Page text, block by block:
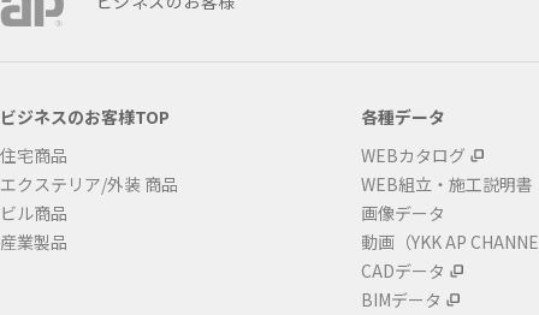
ビジネスのお客様TOP
住宅商品
エクステリア/外装 商品
ビル商品
産業製品
各種データ
WEBカタログ
WEB組立・施工説明書
画像データ
動画（YKK AP
CADデータ
BIMデータ